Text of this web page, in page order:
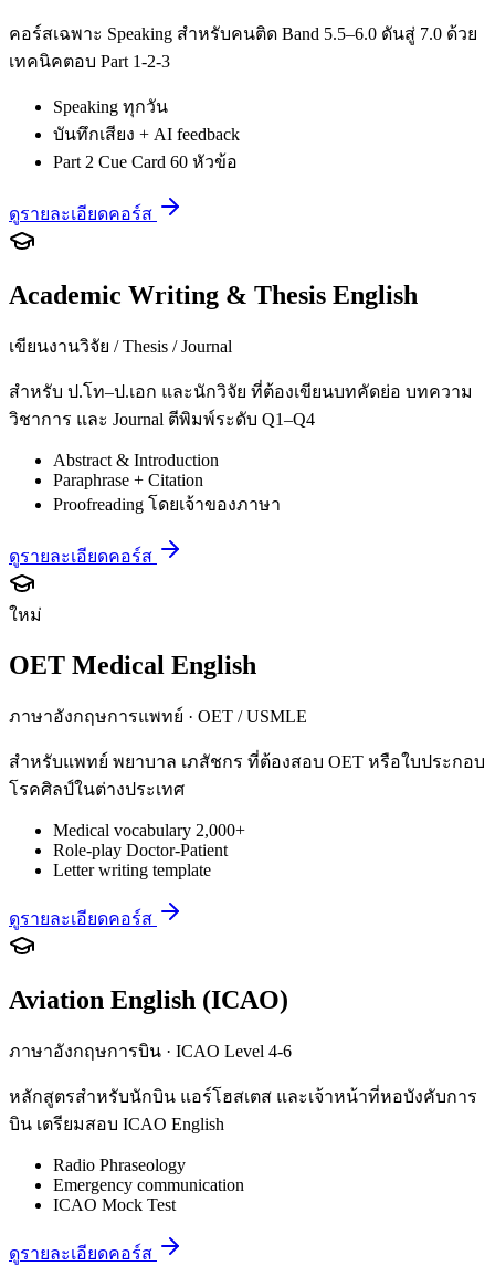
คอร์สเฉพาะ Speaking สำหรับคนติด Band 5.5–6.0 ดันสู่ 7.0 ด้วย
เทคนิคตอบ Part 1-2-3
Speaking ทุกวัน
บันทึกเสียง + AI feedback
Part 2 Cue Card 60 หัวข้อ
ดูรายละเอียดคอร์ส
Academic Writing & Thesis English
เขียนงานวิจัย / Thesis / Journal
สำหรับ ป.โท–ป.เอก และนักวิจัย ที่ต้องเขียนบทคัดย่อ บทความ
วิชาการ และ Journal ตีพิมพ์ระดับ Q1–Q4
Abstract & Introduction
Paraphrase + Citation
Proofreading โดยเจ้าของภาษา
ดูรายละเอียดคอร์ส
ใหม่
OET Medical English
ภาษาอังกฤษการแพทย์ · OET / USMLE
สำหรับแพทย์ พยาบาล เภสัชกร ที่ต้องสอบ OET หรือใบประกอบ
โรคศิลป์ในต่างประเทศ
Medical vocabulary 2,000+
Role-play Doctor-Patient
Letter writing template
ดูรายละเอียดคอร์ส
Aviation English (ICAO)
ภาษาอังกฤษการบิน · ICAO Level 4-6
หลักสูตรสำหรับนักบิน แอร์โฮสเตส และเจ้าหน้าที่หอบังคับการ
บิน เตรียมสอบ ICAO English
Radio Phraseology
Emergency communication
ICAO Mock Test
ดูรายละเอียดคอร์ส